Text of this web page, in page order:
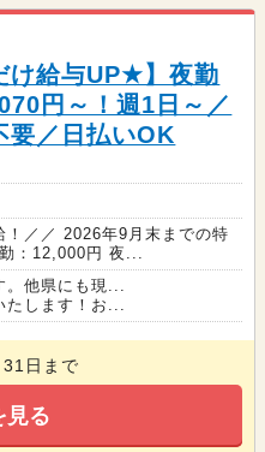
け給与UP★】夜勤
円～！週1日～／
要／日払いOK
！／／ 2026年9月末までの特
：12,000円 夜...
。他県にも現...
たします！お...
日まで
見る